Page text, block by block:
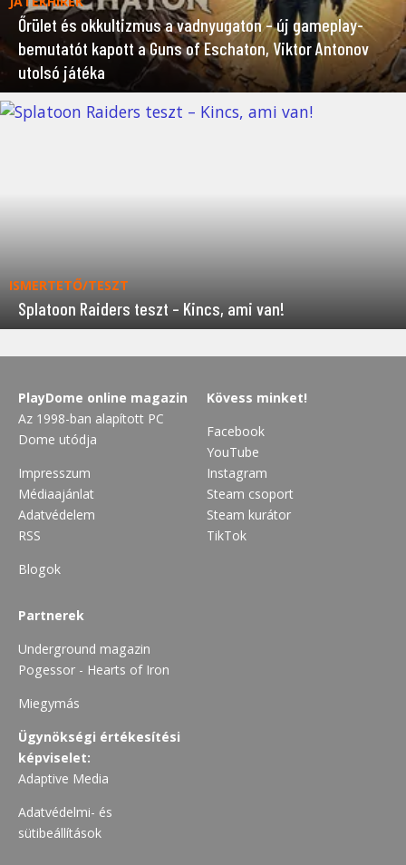
Őrület és okkultizmus a vadnyugaton – új gameplay-
bemutatót kapott a Guns of Eschaton, Viktor Antonov
utolsó játéka
ISMERTETŐ/TESZT
Splatoon Raiders teszt – Kincs, ami van!
PlayDome online magazin
Az 1998-ban alapított PC
Dome utódja
Impresszum
Médiaajánlat
Adatvédelem
RSS
Blogok
Kövess minket!
Facebook
YouTube
Instagram
Steam csoport
Steam kurátor
TikTok
Partnerek
Underground magazin
Pogessor - Hearts of Iron
Miegymás
Ügynökségi értékesítési
képviselet:
Adaptive Media
Adatvédelmi- és
sütibeállítások